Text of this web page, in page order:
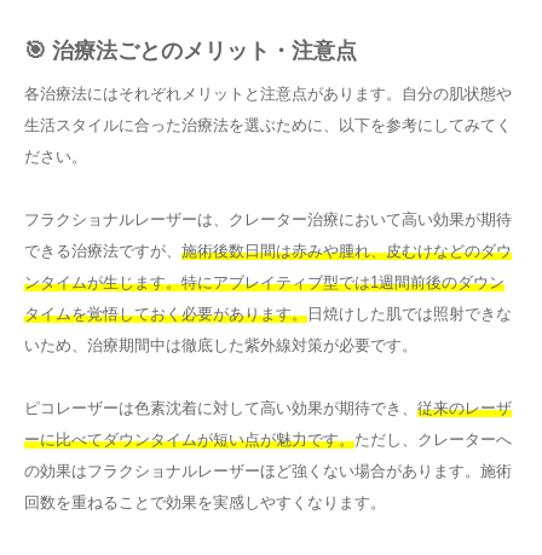
🎯 治療法ごとのメリット・注意点
各治療法にはそれぞれメリットと注意点があります。自分の肌状態や
生活スタイルに合った治療法を選ぶために、以下を参考にしてみてく
ださい。
フラクショナルレーザーは、クレーター治療において高い効果が期待
できる治療法ですが、 施術後数日間は赤みや腫れ、皮むけなどのダウ
ンタイムが生じます。特にアブレイティブ型では1週間前後のダウン
タイムを覚悟しておく必要があります。 日焼けした肌では照射できな
いため、治療期間中は徹底した紫外線対策が必要です。
ピコレーザーは色素沈着に対して高い効果が期待でき、 従来のレーザ
ーに比べてダウンタイムが短い点が魅力です。ただし、クレーターへ
の効果はフラクショナルレーザーほど強くない場合があります。施術
回数を重ねることで効果を実感しやすくなります。